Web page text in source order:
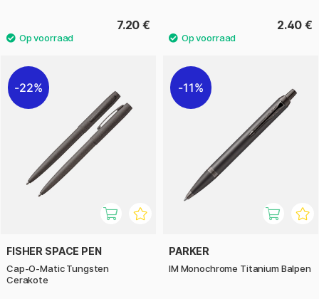
7.20 € 2.40 €
22%
FISHER SPACE PEN
Cap-O-Matic Tungsten
Cerakote
11%
PARKER
IM Monochrome Titanium Balpen